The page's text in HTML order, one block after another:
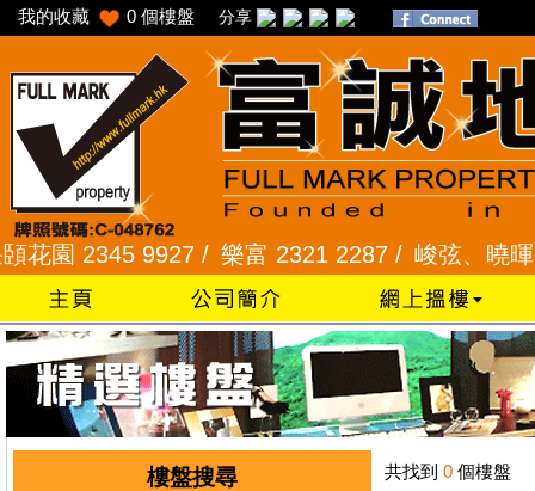
我的收藏 0 個樓盤 分享
園 2345 9927 /樂富 2321 2287 /峻弦、曉暉花
樓盤搜尋 共找到 0 個樓盤